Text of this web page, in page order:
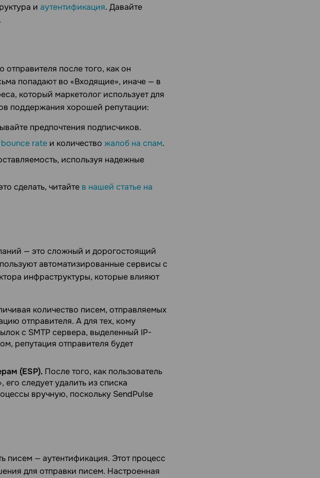
и аутентификация. Давайте
после того, как он
попадают во «Входящие», иначе — в
который маркетолог использует для
поддержания хорошей репутации:
предпочтения подписчиков.
bounce rate и количество жалоб на спам.
используя надежные
сделать, читайте в нашей статье на
— это сложный и дорогостоящий
автоматизированные сервисы с
инфраструктуры, которые влияют
количество писем, отправляемых
отправителя. А для тех, кому
с SMTP сервера, выделенный IP-
репутация отправителя будет
(ESP). После того, как пользователь
следует удалить из списка
вручную, поскольку SendPulse
писем — аутентификация. Этот процесс
для отправки писем. Настроенная